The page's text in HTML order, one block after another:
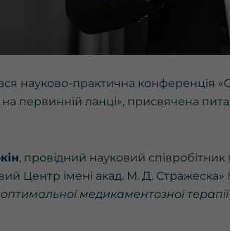
науково-практична конференція
первинній ланці», присвячена
, провідний науковий співробітник
Центр імені акад. М. Д.
медикаментозної терапії